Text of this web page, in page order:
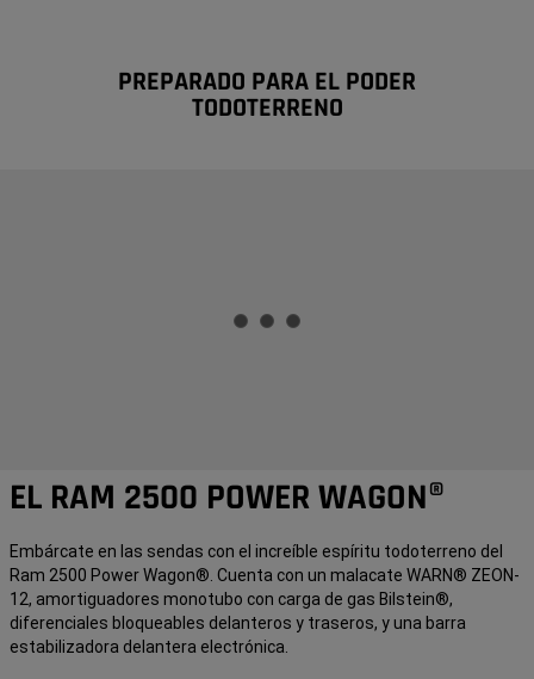
PREPARADO PARA EL PODER
TODOTERRENO
EL RAM 2500 POWER WAGON®
Embárcate en las sendas con el increíble espíritu todoterreno del
Ram 2500 Power Wagon®. Cuenta con un malacate WARN® ZEON-
12, amortiguadores monotubo con carga de gas Bilstein®,
diferenciales bloqueables delanteros y traseros, y una barra
estabilizadora delantera electrónica.